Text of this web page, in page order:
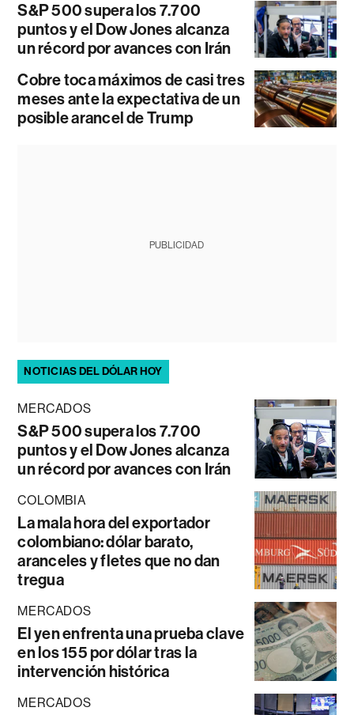
S&P 500 supera los 7.700
puntos y el Dow Jones alcanza
un récord por avances con Irán
Cobre toca máximos de casi tres
meses ante la expectativa de un
posible arancel de Trump
PUBLICIDAD
NOTICIAS DEL DÓLAR HOY
MERCADOS
S&P 500 supera los 7.700
puntos y el Dow Jones alcanza
un récord por avances con Irán
COLOMBIA
La mala hora del exportador
colombiano: dólar barato,
aranceles y fletes que no dan
tregua
MERCADOS
El yen enfrenta una prueba clave
en los 155 por dólar tras la
intervención histórica
MERCADOS